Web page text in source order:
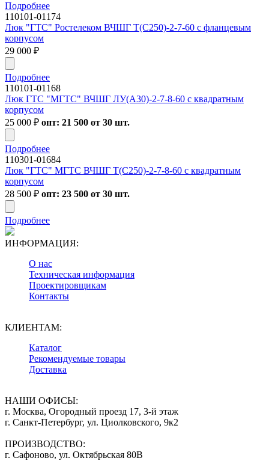
Подробнее
110101-01174
Люк "ГТС" Ростелеком ВЧШГ Т(С250)-2-7-60 с фланцевым
корпусом
29 000 ₽
Подробнее
110101-01168
Люк ГТС "МГТС" ВЧШГ ЛУ(А30)-2-7-8-60 с квадратным
корпусом
25 000 ₽ опт: 21 500 от 30 шт.
Подробнее
110301-01684
Люк "ГТС" МГТС ВЧШГ Т(С250)-2-7-8-60 с квадратным
корпусом
28 500 ₽ опт: 23 500 от 30 шт.
Подробнее
ИНФОРМАЦИЯ:
О нас
Техническая информация
Проектировщикам
Контакты
КЛИЕНТАМ:
Каталог
Рекомендуемые товары
Доставка
НАШИ ОФИСЫ:
г. Москва, Огородный проезд 17, 3-й этаж
г. Санкт-Петербург, ул. Циолковского, 9к2
ПРОИЗВОДСТВО:
г. Сафоново, ул. Октябрьская 80В